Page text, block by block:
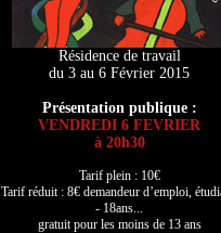
Résidence de travail
du 3 au 6 Février 2015
Présentation publique :
VENDREDI 6 FEVRIER
à 20h30
Tarif plein : 10€
Tarif réduit : 8€ demandeur d’emploi,
- 18ans...
gratuit pour les moins de 13 ans